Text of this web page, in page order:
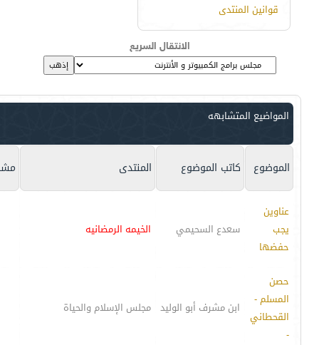
قوانين المنتدى
الانتقال السريع
المواضيع المتشابهه
الموضوع كاتب الموضوع المنتدى
عناوين
يجب
حفضها
سعدع السحيمي الخيمه الرمضانيه
حصن
المسلم -
القحطاني
-
ابن مشرف أبو الوليد مجلس الإسلام والحياة